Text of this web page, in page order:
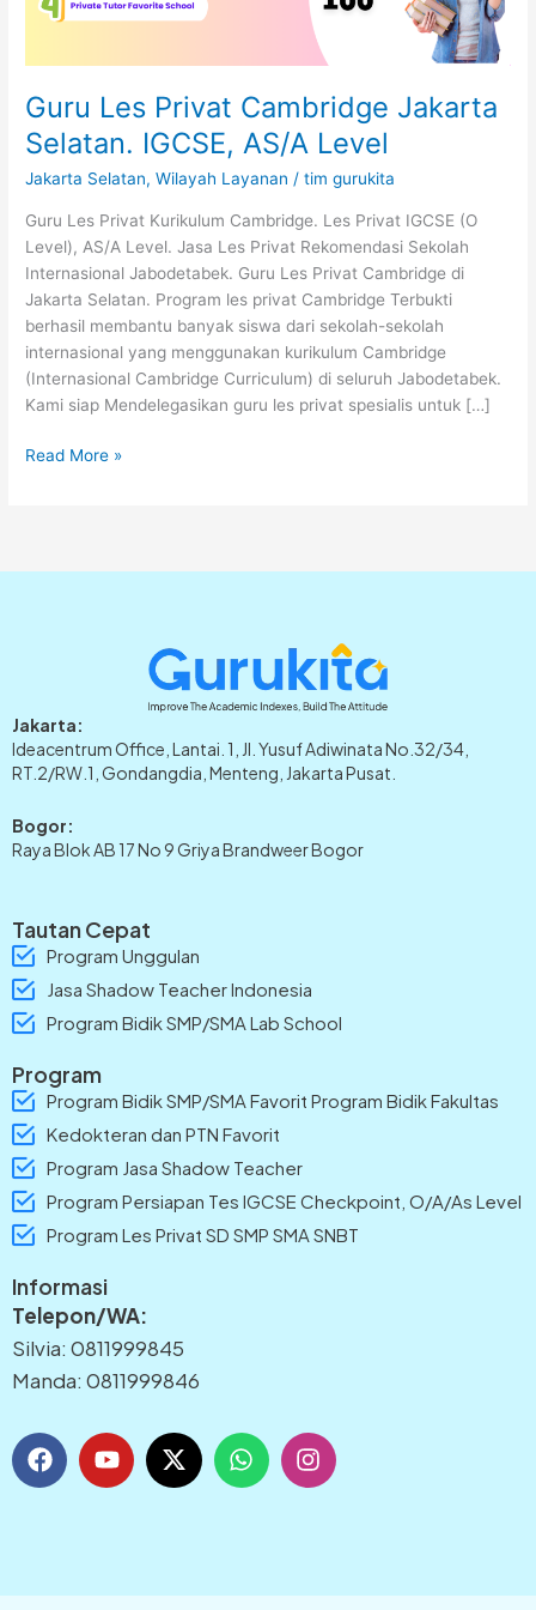
Guru Les Privat Cambridge Jakarta
Selatan. IGCSE, AS/A Level
Jakarta Selatan,Wilayah Layanan /tim gurukita
Guru Les Privat Kurikulum Cambridge. Les Privat IGCSE (O
Level), AS/A Level. Jasa Les Privat Rekomendasi Sekolah
Internasional Jabodetabek. Guru Les Privat Cambridge di
Jakarta Selatan. Program les privat Cambridge Terbukti
berhasil membantu banyak siswa dari sekolah-sekolah
internasional yang menggunakan kurikulum Cambridge
(Internasional Cambridge Curriculum) di seluruh Jabodetabek.
Kami siap Mendelegasikan guru les privat spesialis untuk […]
Level
Read More »
Jakarta:
Ideacentrum Office, Lantai. 1, Jl. Yusuf Adiwinata No.32/34,
RT.2/RW.1, Gondangdia, Menteng, Jakarta Pusat.
Bogor:
Raya Blok AB 17 No 9 Griya Brandweer Bogor
Tautan Cepat
Program Unggulan
Jasa Shadow Teacher Indonesia
Program Bidik SMP/SMA Lab School
Program
Program Bidik SMP/SMA Favorit Program Bidik Fakultas
Kedokteran dan PTN Favorit
Program Jasa Shadow Teacher
Program Persiapan Tes IGCSE Checkpoint, O/A/As Level
Program Les Privat SD SMP SMA SNBT
Informasi
Telepon/WA:
Silvia: 0811999845
Manda: 0811999846
F
a
c
o
Y
o
u
e
X
-
t
t
W
h
a
p
I
n
s
r